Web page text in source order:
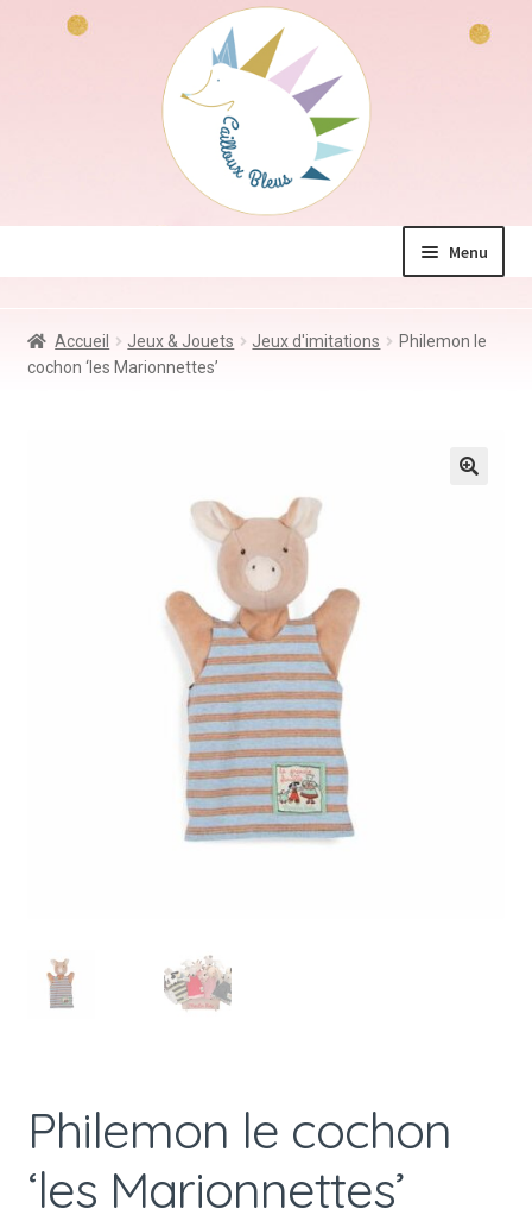
Menu
Jeux & Jouets
Accueil Jeux & Jouets Jeux d'imitations
Philemon le
cochon ‘les Marionnettes’
Philemon le cochon
‘les Marionnettes’